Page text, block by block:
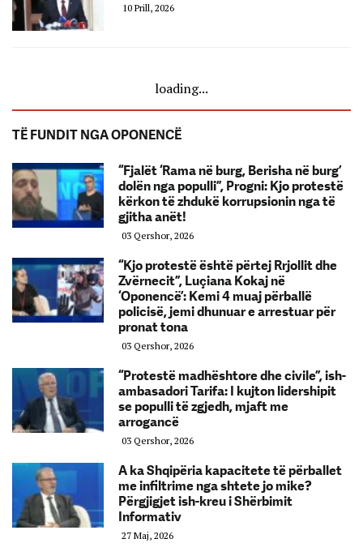
10 Prill, 2026
loading...
TË FUNDIT NGA OPONENCË
“Fjalët ‘Rama në burg, Berisha në burg’
dolën nga populli”, Progni: Kjo protestë
kërkon të zhdukë korrupsionin nga të
gjitha anët!
03 Qershor, 2026
“Kjo protestë është përtej Rrjollit dhe
Zvërnecit”, Luçiana Kokaj në
‘Oponencë’: Kemi 4 muaj përballë
policisë, jemi dhunuar e arrestuar për
pronat tona
03 Qershor, 2026
“Protestë madhështore dhe civile”, ish-
ambasadori Tarifa: I kujton lidershipit
se populli të zgjedh, mjaft me
arrogancë
03 Qershor, 2026
A ka Shqipëria kapacitete të përballet
me infiltrime nga shtete jo mike?
Përgjigjet ish-kreu i Shërbimit
Informativ
27 Maj, 2026